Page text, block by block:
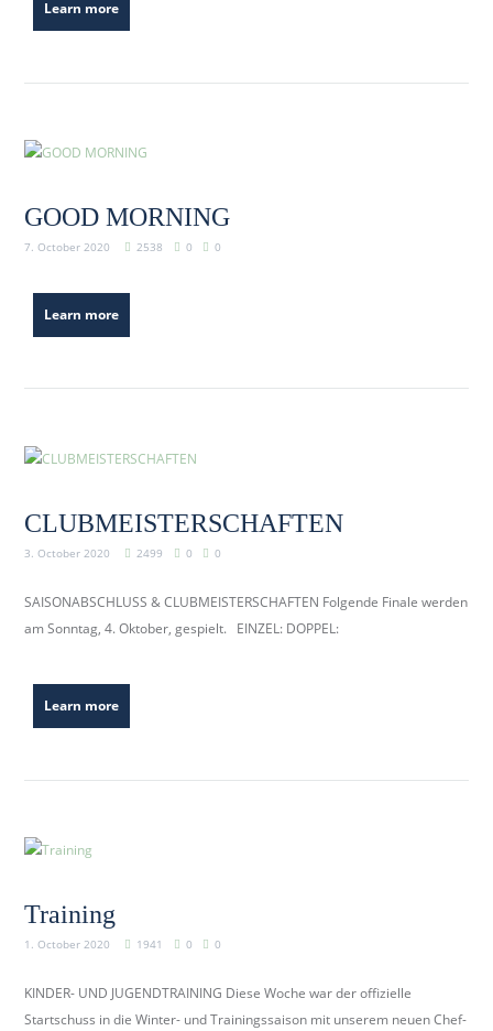
Learn more
GOOD MORNING
7. October 2020 2538 0 0
Learn more
CLUBMEISTERSCHAFTEN
3. October 2020 2499 0 0
SAISONABSCHLUSS & CLUBMEISTERSCHAFTEN Folgende Finale werden
am Sonntag, 4. Oktober, gespielt. EINZEL: DOPPEL:
Learn more
Training
1. October 2020 1941 0 0
KINDER- UND JUGENDTRAINING Diese Woche war der offizielle
Startschuss in die Winter- und Trainingssaison mit unserem neuen Chef-